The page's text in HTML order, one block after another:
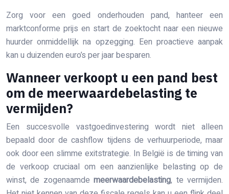
Zorg voor een goed onderhouden pand, hanteer een
marktconforme prijs en start de zoektocht naar een nieuwe
huurder onmiddellijk na opzegging. Een proactieve aanpak
kan u duizenden euro’s per jaar besparen.
Wanneer verkoopt u een pand best
om de meerwaardebelasting te
vermijden?
Een succesvolle vastgoedinvestering wordt niet alleen
bepaald door de cashflow tijdens de verhuurperiode, maar
ook door een slimme exitstrategie. In België is de timing van
de verkoop cruciaal om een aanzienlijke belasting op de
winst, de zogenaamdemeerwaardebelasting, te vermijden.